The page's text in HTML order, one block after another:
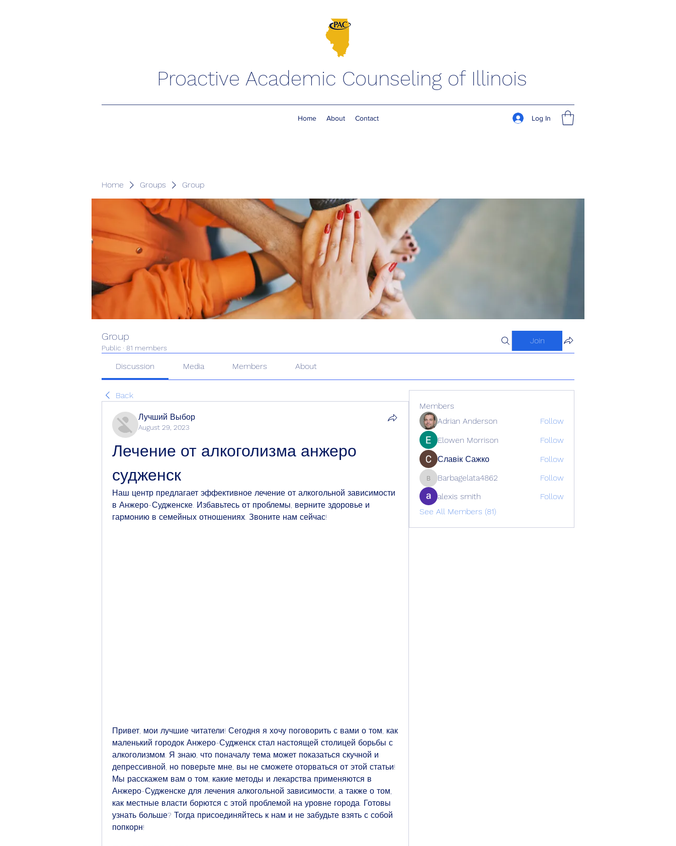
Proactive Academic Counseling of Illinois
Home About Contact Log In
Home Groups Group
Group
Public · 81 members
Join
Discussion Media Members About
Back
Лучший Выбор
August 29, 2023
Лечение от алкоголизма анжеро
судженск
Наш центр предлагает эффективное лечение от алкогольной зависимости
в Анжеро-Судженске. Избавьтесь от проблемы, верните здоровье и
гармонию в семейных отношениях. Звоните нам сейчас!
Привет, мои лучшие читатели! Сегодня я хочу поговорить с вами о том, как
маленький городок Анжеро-Судженск стал настоящей столицей борьбы с
алкоголизмом. Я знаю, что поначалу тема может показаться скучной и
депрессивной, но поверьте мне, вы не сможете оторваться от этой статьи!
Мы расскажем вам о том, какие методы и лекарства применяются в
Анжеро-Судженске для лечения алкогольной зависимости, а также о том,
как местные власти борются с этой проблемой на уровне города. Готовы
узнать больше? Тогда присоединяйтесь к нам и не забудьте взять с собой
попкорн!
Members
Adrian Anderson
Follow
Elowen Morrison
Follow
Славік Сажко
Follow
Barbagelata4862
Barbagelata4862
Follow
alexis smith
Follow
See All Members (81)